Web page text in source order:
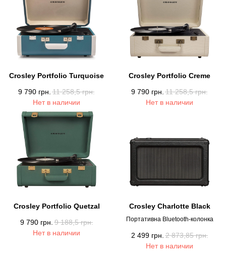
Crosley Portfolio Turquoise
9 790 грн. 11 258,5 грн.
Нет в наличии
Crosley Portfolio Creme
9 790 грн. 11 258,5 грн.
Нет в наличии
Crosley Portfolio Quetzal
9 790 грн. 9 188,5 грн.
Нет в наличии
Crosley Charlotte Black
Портативна Bluetooth-колонка
2 499 грн. 2 873,85 грн.
Нет в наличии